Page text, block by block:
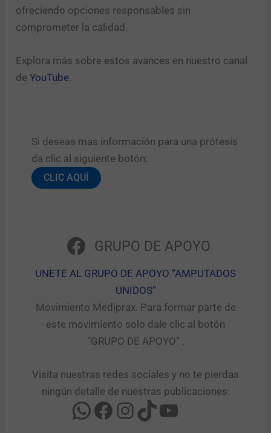
ofreciendo opciones responsables sin
comprometer la calidad.
Explora más sobre estos avances en nuestro canal
de YouTube.
Si deseas mas información para una prótesis
da clic al siguiente botón:​
CLIC AQUÍ
GRUPO DE APOYO
UNETE AL GRUPO DE APOYO “AMPUTADOS
UNIDOS”​
Movimiento Mediprax. Para formar parte de
este movimiento solo dale clic al botón
“GRUPO DE APOYO” .​
Visita nuestras redes sociales y no te pierdas
ningún detalle de nuestras publicaciones: